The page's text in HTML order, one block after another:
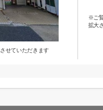
せていただきます
※ご
拡大